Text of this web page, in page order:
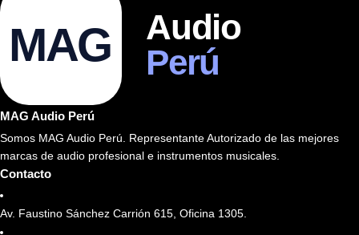
MAG
Audio
Perú
MAG Audio Perú
Somos MAG Audio Perú. Representante Autorizado de las mejores
marcas de audio profesional e instrumentos musicales.
Contacto
Av. Faustino Sánchez Carrión 615, Oficina 1305.